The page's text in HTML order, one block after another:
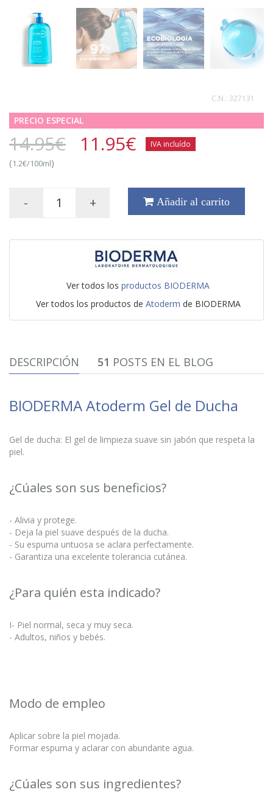
C.N.: 327131
PRECIO ESPECIAL
14.95€ 11.95€ IVA incluído
(1.2€/100ml)
- + Añadir al carrito
Ver todos los productos BIODERMA
Ver todos los productos de Atoderm de BIODERMA
DESCRIPCIÓN 51 POSTS EN EL BLOG
BIODERMA Atoderm Gel de Ducha
Gel de ducha: El gel de limpieza suave sin jabón que respeta la
piel.
¿Cúales son sus beneficios?
- Alivia y protege.
- Deja la piel suave después de la ducha.
- Su espuma untuosa se aclara perfectamente.
- Garantiza una excelente tolerancia cutánea.
¿Para quién esta indicado?
I- Piel normal, seca y muy seca.
- Adultos, niños y bebés.
Modo de empleo
Aplicar sobre la piel mojada.
Formar espuma y aclarar con abundante agua.
¿Cúales son sus ingredientes?